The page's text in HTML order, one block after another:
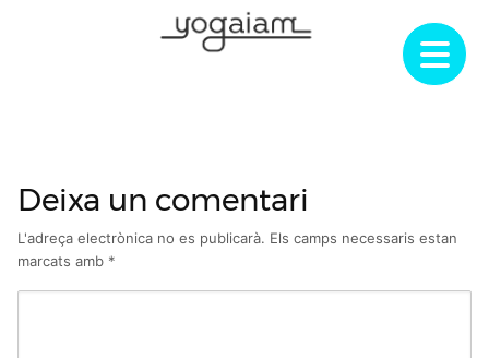
Deixa un comentari
L'adreça electrònica no es publicarà. Els camps necessaris estan
marcats amb *